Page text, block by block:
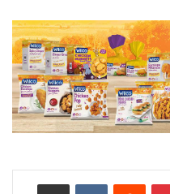
بينتيريست
مشاركة عبر البريد